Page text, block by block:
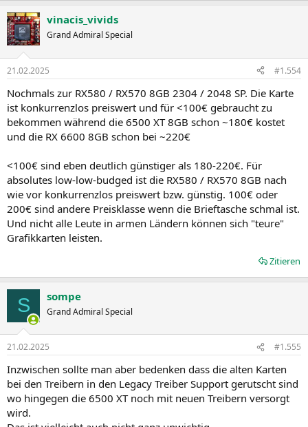
vinacis_vivids
Grand Admiral Special
21.02.2025 #1.554
Nochmals zur RX580 / RX570 8GB 2304 / 2048 SP. Die Karte
ist konkurrenzlos preiswert und für <100€ gebraucht zu
bekommen während die 6500 XT 8GB schon ~180€ kostet
und die RX 6600 8GB schon bei ~220€
<100€ sind eben deutlich günstiger als 180-220€. Für
absolutes low-low-budged ist die RX580 / RX570 8GB nach
wie vor konkurrenzlos preiswert bzw. günstig. 100€ oder
200€ sind andere Preisklasse wenn die Brieftasche schmal ist.
Und nicht alle Leute in armen Ländern können sich "teure"
Grafikkarten leisten.
Zitieren
S sompe
Grand Admiral Special
21.02.2025 #1.555
Inzwischen sollte man aber bedenken dass die alten Karten
bei den Treibern in den Legacy Treiber Support gerutscht sind
wo hingegen die 6500 XT noch mit neuen Treibern versorgt
wird.